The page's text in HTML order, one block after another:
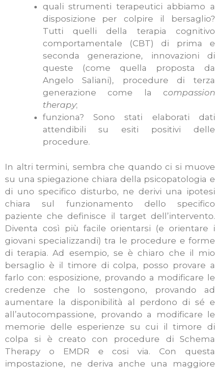
quali strumenti terapeutici abbiamo a
disposizione per colpire il bersaglio?
Tutti quelli della terapia cognitivo
comportamentale (CBT) di prima e
seconda generazione, innovazioni di
queste (come quella proposta da
Angelo Saliani), procedure di terza
generazione come la compassion
therapy;
funziona? Sono stati elaborati dati
attendibili su esiti positivi delle
procedure.
In altri termini, sembra che quando ci si muove
su una spiegazione chiara della psicopatologia e
di uno specifico disturbo, ne derivi una ipotesi
chiara sul funzionamento dello specifico
paziente che definisce il target dell’intervento.
Diventa così più facile orientarsi (e orientare i
giovani specializzandi) tra le procedure e forme
di terapia. Ad esempio, se è chiaro che il mio
bersaglio è il timore di colpa, posso provare a
farlo con: esposizione, provando a modificare le
credenze che lo sostengono, provando ad
aumentare la disponibilità al perdono di sé e
all’autocompassione, provando a modificare le
memorie delle esperienze su cui il timore di
colpa si è creato con procedure di Schema
Therapy o EMDR e cosi via. Con questa
impostazione, ne deriva anche una maggiore